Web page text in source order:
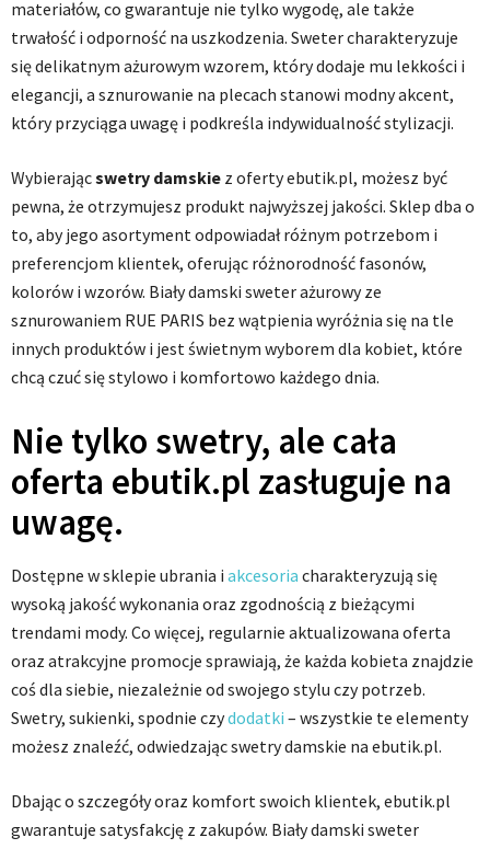
materiałów, co gwarantuje nie tylko wygodę, ale także
trwałość i odporność na uszkodzenia. Sweter charakteryzuje
się delikatnym ażurowym wzorem, który dodaje mu lekkości i
elegancji, a sznurowanie na plecach stanowi modny akcent,
który przyciąga uwagę i podkreśla indywidualność stylizacji.
Wybierającswetry damskie z oferty ebutik.pl, możesz być
pewna, że otrzymujesz produkt najwyższej jakości. Sklep dba o
to, aby jego asortyment odpowiadał różnym potrzebom i
preferencjom klientek, oferując różnorodność fasonów,
kolorów i wzorów. Biały damski sweter ażurowy ze
sznurowaniem RUE PARIS bez wątpienia wyróżnia się na tle
innych produktów i jest świetnym wyborem dla kobiet, które
chcą czuć się stylowo i komfortowo każdego dnia.
Nie tylko swetry, ale cała
oferta ebutik.pl zasługuje na
uwagę.
Dostępne w sklepie ubrania i akcesoria charakteryzują się
wysoką jakość wykonania oraz zgodnością z bieżącymi
trendami mody. Co więcej, regularnie aktualizowana oferta
oraz atrakcyjne promocje sprawiają, że każda kobieta znajdzie
coś dla siebie, niezależnie od swojego stylu czy potrzeb.
Swetry, sukienki, spodnie czydodatki – wszystkie te elementy
możesz znaleźć, odwiedzając swetry damskie na ebutik.pl.
Dbając o szczegóły oraz komfort swoich klientek, ebutik.pl
gwarantuje satysfakcję z zakupów. Biały damski sweter